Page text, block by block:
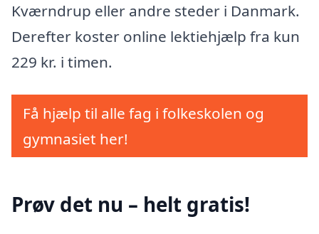
Kværndrup eller andre steder i Danmark.
Derefter koster online lektiehjælp fra kun
229 kr. i timen.
Få hjælp til alle fag i folkeskolen og
gymnasiet her!
Prøv det nu – helt gratis!